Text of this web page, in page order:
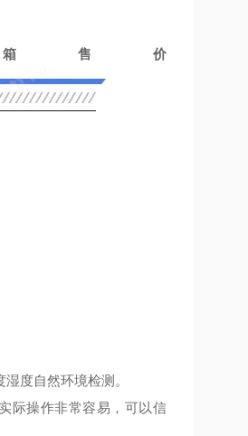
售价
度自然环境检测。
际操作非常容易，可以信